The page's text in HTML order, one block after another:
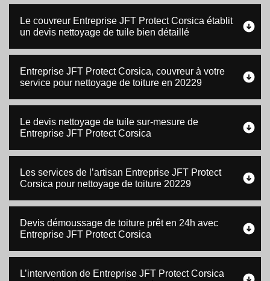
Le couvreur Entreprise JFT Protect Corsica établit
un devis nettoyage de tuile bien détaillé
Entreprise JFT Protect Corsica, couvreur à votre
service pour nettoyage de toiture en 20229
Le devis nettoyage de tuile sur-mesure de
Entreprise JFT Protect Corsica
Les services de l’artisan Entreprise JFT Protect
Corsica pour nettoyage de toiture 20229
Devis démoussage de toiture prêt en 24h avec
Entreprise JFT Protect Corsica
L’intervention de Entreprise JFT Protect Corsica